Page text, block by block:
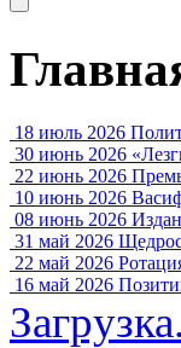
18 июль 2026
30 июнь 2026
22 июнь 2026
10 июнь 2026
08 июнь 2026
31 май 2026
22 май 2026
16 май 2026